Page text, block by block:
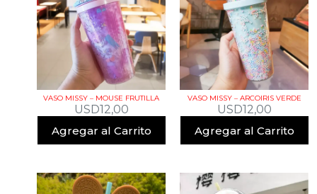
VASO MISSY – MOUSE FRUTILLA
USD12,00
Agregar al Carrito
VASO MISSY – ARCOIRIS VERDE
USD12,00
Agregar al Carrito